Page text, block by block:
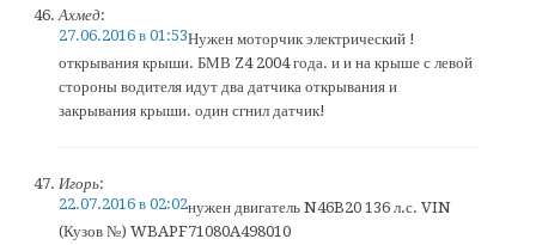
Ахмед:
27.06.2016 в 01:53Нужен моторчик электрический !
открывания крыши. БМВ Z4 2004 года. и и на крыше с левой
стороны водителя идут два датчика открывания и
закрывания крыши. один сгнил датчик!
Игорь:
22.07.2016 в 02:02нужен двигатель N46B20 136 л.с. VIN
(Кузов №) WBAPF71080A498010